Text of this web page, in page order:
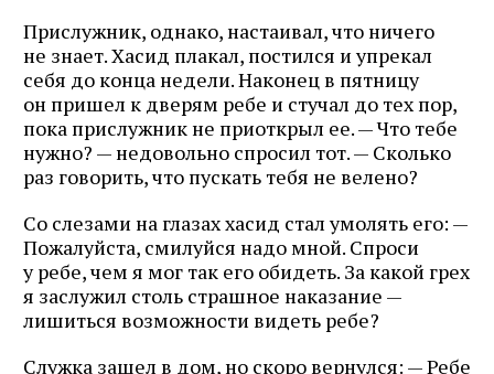
Прислужник, однако, настаивал, что ничего
не знает. Хасид плакал, постился и упрекал
себя до конца недели. Наконец в пятницу
он пришел к дверям ребе и стучал до тех пор,
пока прислужник не приоткрыл ее. — Что тебе
нужно? — недовольно спросил тот. — Сколько
раз говорить, что пускать тебя не велено?
Со слезами на глазах хасид стал умолять его: —
Пожалуйста, смилуйся надо мной. Спроси
у ребе, чем я мог так его обидеть. За какой грех
я заслужил столь страшное наказание —
лишиться возможности видеть ребе?
Служка зашел в дом, но скоро вернулся: — Ребе